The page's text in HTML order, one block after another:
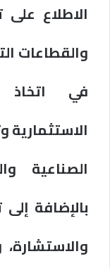
الاطلاع على
والقطاعات
في اتخاذ
الصناعية
بالإضافة